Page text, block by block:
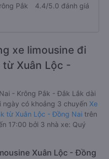
Pắk 4.4/5.0 đánh giá
xe limousine đi
Xuân Lộc -
- Krông Pắk - Đắk Lắk dài
ngày có khoảng 3 chuyến Xe
từ Xuân Lộc - Đồng Nai trên
17:00 bởi 3 nhà xe: Quý
Xuân Lộc - Đồng